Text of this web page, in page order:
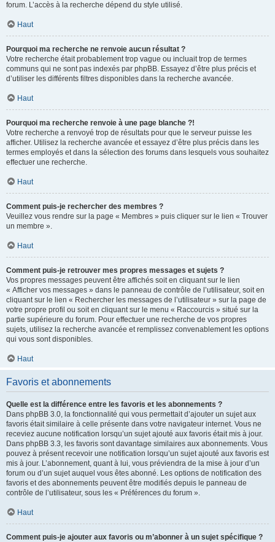
forum. L’accès à la recherche dépend du style utilisé.
Haut
Pourquoi ma recherche ne renvoie aucun résultat ?
Votre recherche était probablement trop vague ou incluait trop de termes
communs qui ne sont pas indexés par phpBB. Essayez d’être plus précis et
d’utiliser les différents filtres disponibles dans la recherche avancée.
Haut
Pourquoi ma recherche renvoie à une page blanche ?!
Votre recherche a renvoyé trop de résultats pour que le serveur puisse les
afficher. Utilisez la recherche avancée et essayez d’être plus précis dans les
termes employés et dans la sélection des forums dans lesquels vous souhaitez
effectuer une recherche.
Haut
Comment puis-je rechercher des membres ?
Veuillez vous rendre sur la page « Membres » puis cliquer sur le lien « Trouver
un membre ».
Haut
Comment puis-je retrouver mes propres messages et sujets ?
Vos propres messages peuvent être affichés soit en cliquant sur le lien
« Afficher vos messages » dans le panneau de contrôle de l’utilisateur, soit en
cliquant sur le lien « Rechercher les messages de l’utilisateur » sur la page de
votre propre profil ou soit en cliquant sur le menu « Raccourcis » situé sur la
partie supérieure du forum. Pour effectuer une recherche de vos propres
sujets, utilisez la recherche avancée et remplissez convenablement les options
qui vous sont disponibles.
Haut
Favoris et abonnements
Quelle est la différence entre les favoris et les abonnements ?
Dans phpBB 3.0, la fonctionnalité qui vous permettait d’ajouter un sujet aux
favoris était similaire à celle présente dans votre navigateur internet. Vous ne
receviez aucune notification lorsqu’un sujet ajouté aux favoris était mis à jour.
Dans phpBB 3.3, les favoris sont davantage similaires aux abonnements. Vous
pouvez à présent recevoir une notification lorsqu’un sujet ajouté aux favoris est
mis à jour. L’abonnement, quant à lui, vous préviendra de la mise à jour d’un
forum ou d’un sujet auquel vous êtes abonné. Les options de notification des
favoris et des abonnements peuvent être modifiés depuis le panneau de
contrôle de l’utilisateur, sous les « Préférences du forum ».
Haut
Comment puis-je ajouter aux favoris ou m’abonner à un sujet spécifique ?